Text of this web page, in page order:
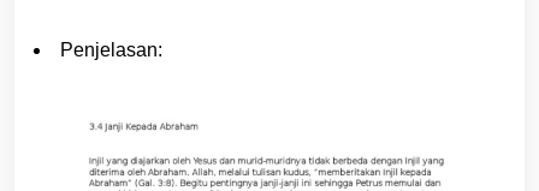
Penjelasan: